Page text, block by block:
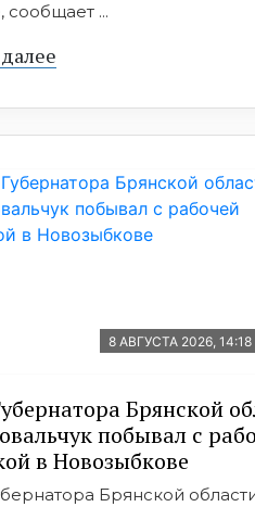
сообщает ...
8 АВГУСТА 2026, 14:18
Брянской
побывал с
в Новозыбкове
Брянской